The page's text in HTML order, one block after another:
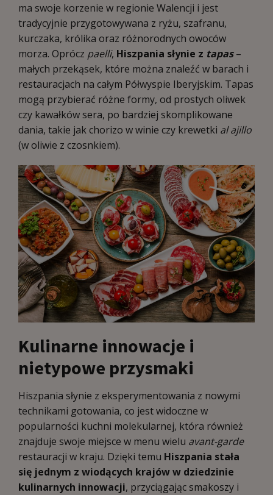
ma swoje korzenie w regionie Walencji i jest
tradycyjnie przygotowywana z ryżu, szafranu,
kurczaka, królika oraz różnorodnych owoców
morza. Oprócz paelli, Hiszpania słynie z tapas–
małych przekąsek, które można znaleźć w barach i
restauracjach na całym Półwyspie Iberyjskim. Tapas
mogą przybierać różne formy, od prostych oliwek
czy kawałków sera, po bardziej skomplikowane
dania, takie jak chorizo w winie czy krewetki al ajillo
(w oliwie z czosnkiem).
Kulinarne innowacje i
nietypowe przysmaki
Hiszpania słynie z eksperymentowania z nowymi
technikami gotowania, co jest widoczne w
popularności kuchni molekularnej, która również
znajduje swoje miejsce w menu wielu avant-garde
restauracji w kraju. Dzięki temu Hiszpania stała
się jednym z wiodących krajów w dziedzinie
kulinarnych innowacji, przyciągając smakoszy i